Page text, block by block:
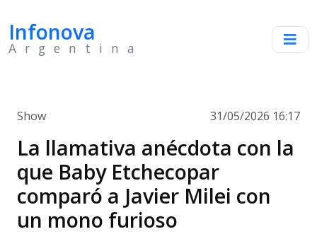
Infonova
Argentina
Show 31/05/2026 16:17
La llamativa anécdota con la
que Baby Etchecopar
comparó a Javier Milei con
un mono furioso